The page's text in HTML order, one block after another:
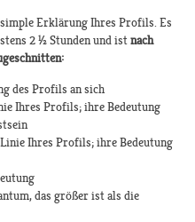
Erklärung Ihres Profils. Es
2 ½ Stunden und istnach
des Profils an sich
Ihres Profils; ihre Bedeutung
Ihres Profils; ihre Bedeutung
das größer ist als die